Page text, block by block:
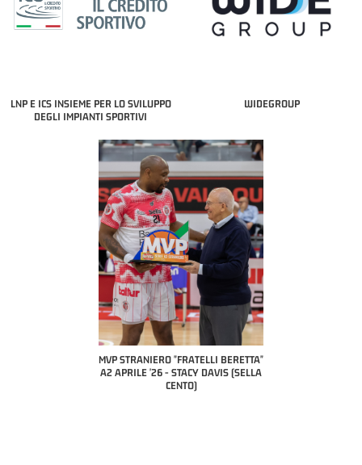
LNP E ICS INSIEME PER LO SVILUPPO
DEGLI IMPIANTI SPORTIVI
WIDEGROUP
MVP STRANIERO "FRATELLI BERETTA"
A2 APRILE '26 - STACY DAVIS (SELLA
CENTO)
MVP "FRATELLI